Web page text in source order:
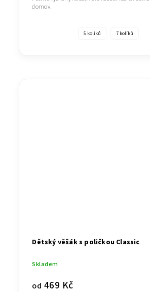
domov.
5 kolíků 7 kolíků
Dětský věšák s poličkou Classic
Skladem
od 469 Kč